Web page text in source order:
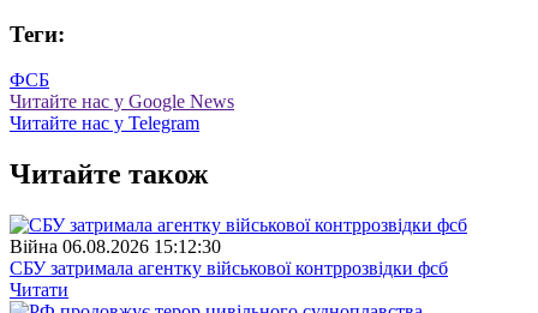
Теги:
ФСБ
Читайте нас у Google News
Читайте нас у Telegram
Читайте також
Війна 06.08.2026 15:12:30
СБУ затримала агентку військової контррозвідки фсб
Читати